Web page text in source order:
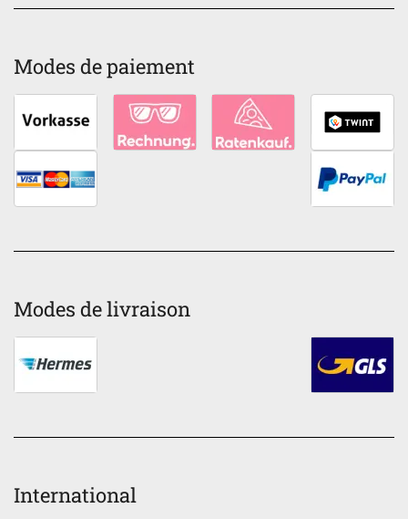
Modes de paiement
Modes de livraison
International